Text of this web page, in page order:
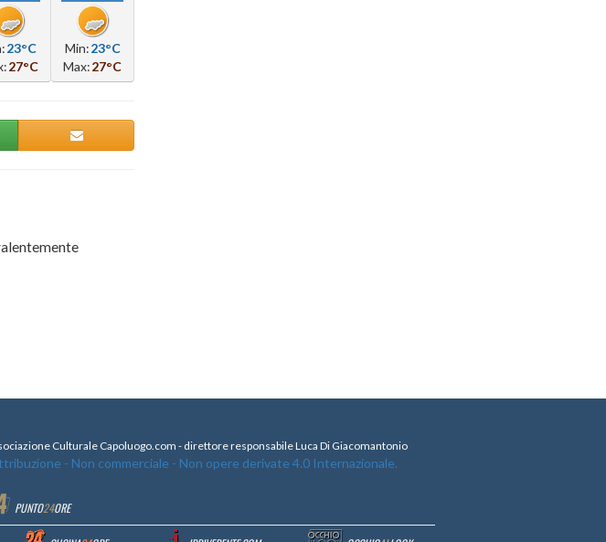
23°C
27°C
Min:23°C
Max:27°C
Culturale Capoluogo.com - direttore responsabile Luca Di Giacomantonio
- Non commerciale - Non opere derivate 4.0 Internazionale.
PUNTO24ORE